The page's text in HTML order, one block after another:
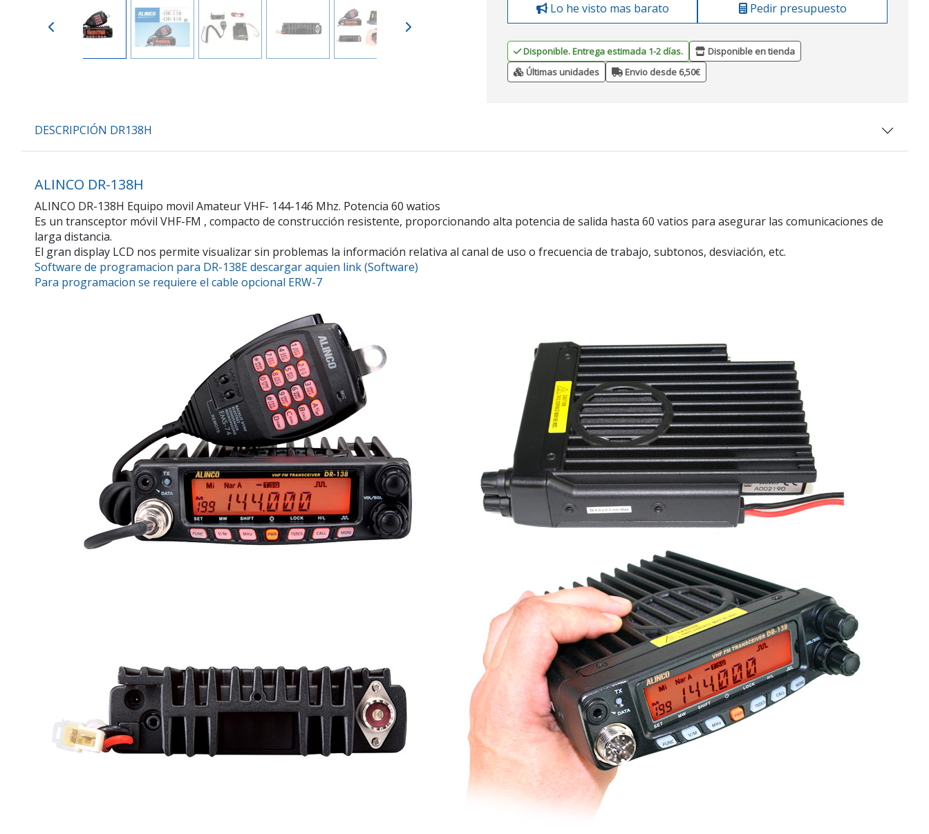
Lo he visto mas barato Pedir presupuesto
Disponible. Entrega estimada 1-2 días.
Disponible en tienda
Últimas unidades
Envio desde 6,50€
DESCRIPCIÓN DR138H
ALINCO DR-138H
ALINCO DR-138H Equipo movil Amateur VHF- 144-146 Mhz. Potencia 60 watios
Es un transceptor móvil VHF-FM , compacto de construcción resistente, proporcionando alta potencia de salida hasta 60 vatios para asegurar las comunicaciones de
larga distancia.
El gran display LCD nos permite visualizar sin problemas la información relativa al canal de uso o frecuencia de trabajo, subtonos, desviación, etc.
Software de programacion para DR-138E descargar aquien link (Software)
Para programacion se requiere el cable opcional ERW-7